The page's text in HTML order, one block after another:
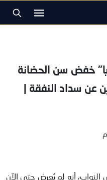
خفض سن الحضانة
عن سداد النفقة |
النواب، أنه لم يُعرض حتى الآن